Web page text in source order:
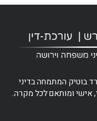
המתמחה בדיני
ומותאם לכל מקרה.